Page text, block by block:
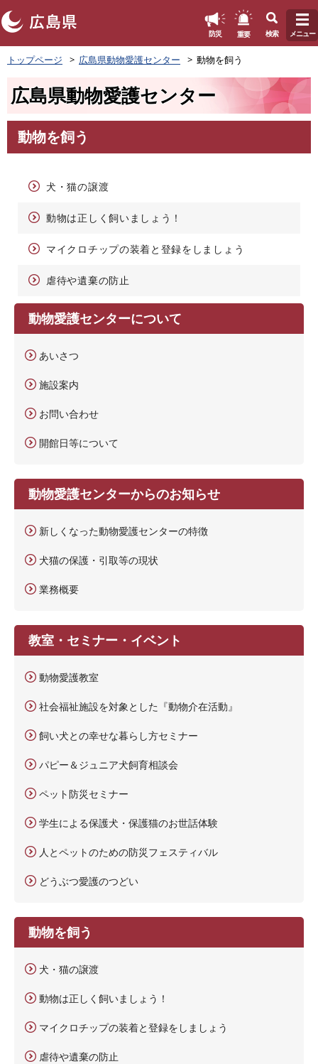
ペ
ー
頭
す
防災 重要 検索 メニュー
トップページ 広島県動物愛護センター 動物を飼う
広島県動物愛護センター
文
動物を飼う
犬・猫の譲渡
動物は正しく飼いましょう！
マイクロチップの装着と登録をしましょう
虐待や遺棄の防止
動物愛護センターについて
あいさつ
施設案内
お問い合わせ
開館日等について
動物愛護センターからのお知らせ
新しくなった動物愛護センターの特徴
犬猫の保護・引取等の現状
業務概要
教室・セミナー・イベント
動物愛護教室
社会福祉施設を対象とした『動物介在活動』
飼い犬との幸せな暮らし方セミナー
パピー＆ジュニア犬飼育相談会
ペット防災セミナー
学生による保護犬・保護猫のお世話体験
人とペットのための防災フェスティバル
どうぶつ愛護のつどい
動物を飼う
犬・猫の譲渡
動物は正しく飼いましょう！
マイクロチップの装着と登録をしましょう
虐待や遺棄の防止